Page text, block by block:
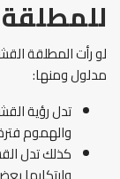
للمطلقة
لو رأت المطلقة
مدلول ومنها:
تدل رؤية
والهموم
كذلك تدل